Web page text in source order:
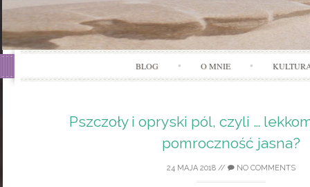
BLOG O MNIE
Pszczoły i opryski pól, czyli …
pomroczność jasna?
24 MAJA 2018 // NO COMMENTS